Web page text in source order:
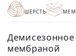
ШЕРСТЬ
мембраной